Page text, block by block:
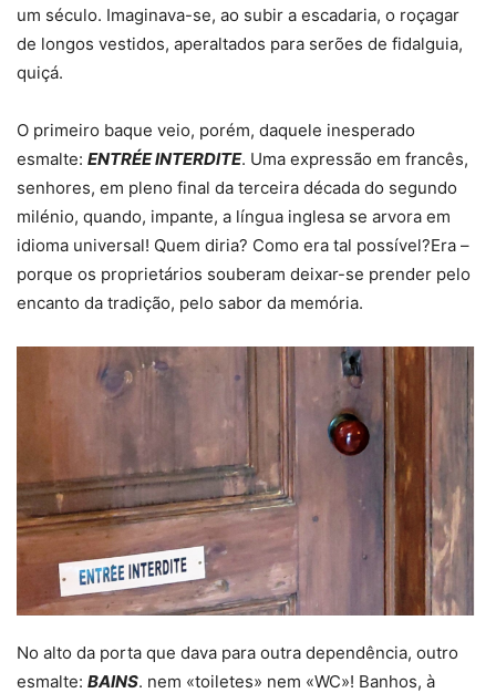
um século. Imaginava-se, ao subir a escadaria, o roçagar
de longos vestidos, aperaltados para serões de fidalguia,
quiçá.
O primeiro baque veio, porém, daquele inesperado
esmalte: ENTRÉE INTERDITE. Uma expressão em francês,
senhores, em pleno final da terceira década do segundo
milénio, quando, impante, a língua inglesa se arvora em
idioma universal! Quem diria? Como era tal possível?Era –
porque os proprietários souberam deixar-se prender pelo
encanto da tradição, pelo sabor da memória.
No alto da porta que dava para outra dependência, outro
esmalte: BAINS. nem «toiletes» nem «WC»! Banhos, à